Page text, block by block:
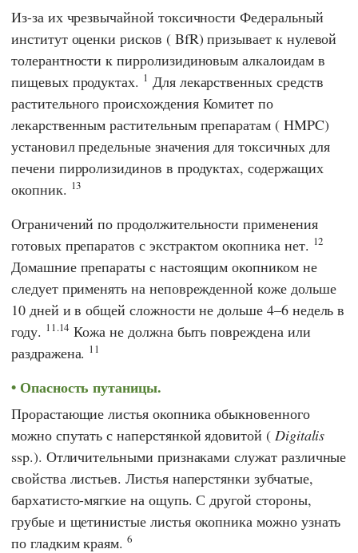
Из-за их чрезвычайной токсичностиФедеральный
институт оценки рисков ( BfR) призывает к нулевой
толерантности к пирролизидиновым алкалоидам в
пищевых продуктах. 1 Для лекарственных средств
растительного происхождения Комитет по
лекарственным растительным препаратам ( HMPC)
установил предельные значения для токсичных для
печени пирролизидинов в продуктах, содержащих
окопник. 13
Ограничений по продолжительности применения
готовых препаратов с экстрактом окопника нет. 12
Домашние препараты с настоящим окопником не
следует применять на неповрежденной коже дольше
10 дней и в общей сложности не дольше 4–6 недель в
году. 11.14 Кожа не должна быть повреждена или
раздражена. 11
Опасность путаницы.
Прорастающие листья окопника обыкновенного
можно спутать с наперстянкой ядовитой ( Digitalis
ssp.). Отличительными признаками служат различные
свойства листьев. Листья наперстянки зубчатые,
бархатисто-мягкие на ощупь. С другой стороны,
грубые и щетинистые листья окопника можно узнать
по гладким краям.6